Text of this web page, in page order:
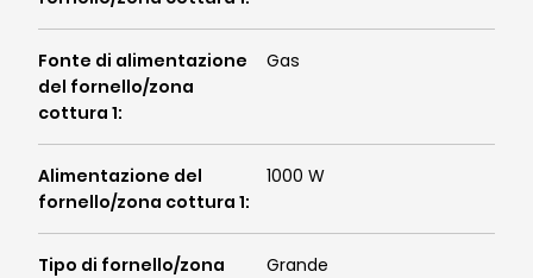
Fonte di alimentazione
del fornello/zona
cottura 1:
Gas
Alimentazione del
fornello/zona cottura 1:
1000 W
Tipo di fornello/zona
Grande